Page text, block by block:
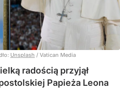
Unsplash / Vatican Media
radością przyjął
Papieża Leona